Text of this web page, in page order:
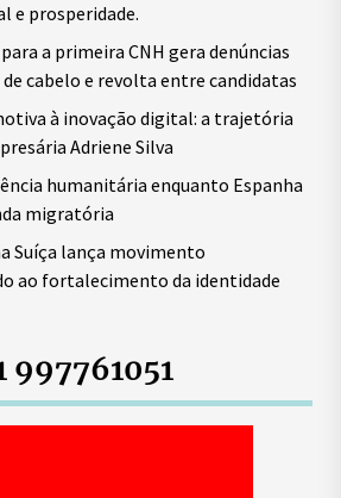
e prosperidade.
a primeira CNH gera denúncias
de cabelo e revolta entre candidatas
à inovação digital: a trajetória
Adriene Silva
humanitária enquanto Espanha
migratória
Suíça lança movimento
ao fortalecimento da identidade
997761051